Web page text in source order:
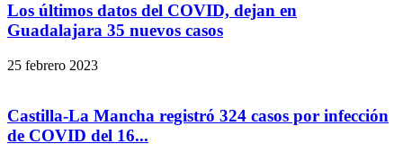
Los últimos datos del COVID, dejan en
Guadalajara 35 nuevos casos
25 febrero 2023
Castilla-La Mancha registró 324 casos por infección
de COVID del 16...